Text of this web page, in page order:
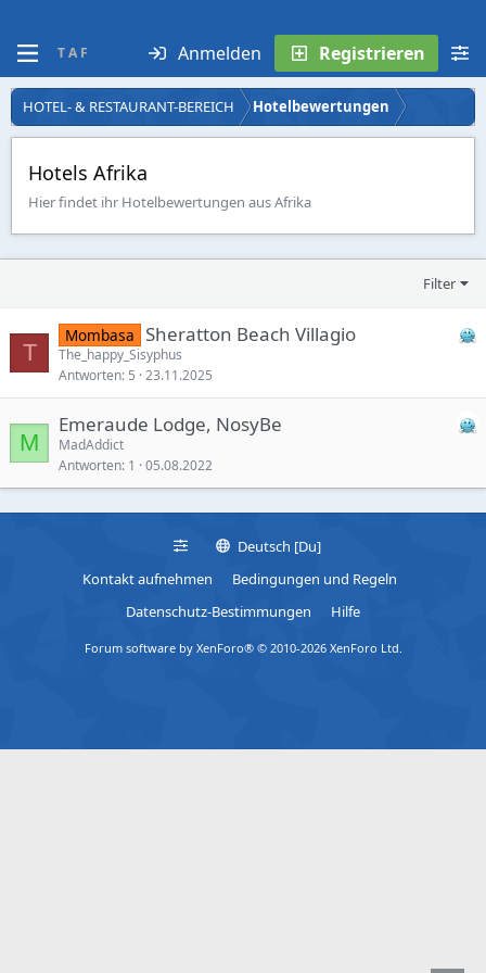
T A F Anmelden Registrieren
HOTEL- & RESTAURANT-BEREICH Hotelbewertungen
Hotels Afrika
Hier findet ihr Hotelbewertungen aus Afrika
Filter
T
Mombasa Sheratton Beach Villagio
The_happy_Sisyphus
Antworten 5 23.11.2025
M
Emeraude Lodge, NosyBe
MadAddict
Antworten 1 05.08.2022
Deutsch [Du]
Kontakt aufnehmen
Bedingungen und Regeln
Datenschutz-Bestimmungen
Hilfe
Forum software by XenForo® © 2010-2026 XenForo Ltd.